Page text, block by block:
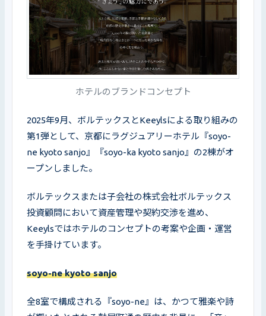
ホテルのブランドコンセプト
2025年9月、ボルテックスとKeeylsによる取り組みの
第1弾として、京都にラグジュアリーホテル『soyo-
ne kyoto sanjo』『soyo-ka kyoto sanjo』の2棟がオ
ープンしました。
ボルテックスまたは子会社の株式会社ボルテックス
投資顧問において資産管理や契約交渉を進め、
Keeylsではホテルのコンセプトの考案や企画・運営
を手掛けています。
soyo-ne kyoto sanjo
全8室で構成される『soyo-ne』は、かつて雅楽や詩